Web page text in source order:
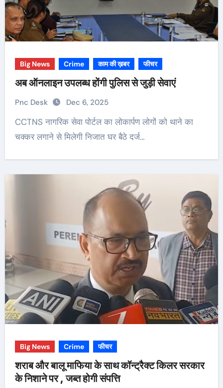
Big News Crime काम की ख़बर फीचर
अब ऑनलाइन उपलब्ध होंगी पुलिस से जुड़ी सेवाएं
Pnc Desk Dec 6, 2025
CCTNS नागरिक सेवा पोर्टल का लोकार्पण लोगों को थाने का
चक्कर लगाने से मिलेगी निजात घर बैठे दर्ज…
Big News Crime फीचर
शराब और बालू माफिया के साथ कॉन्ट्रैक्ट किलर सरकार
के निशाने पर , जब्त होगी संपत्ति